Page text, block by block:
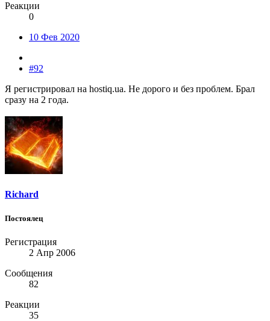
Реакции
0
10 Фев 2020
#92
Я регистрировал на hostiq.ua. Не дорого и без проблем. Брал
сразу на 2 года.
Richard
Постоялец
Регистрация
2 Апр 2006
Сообщения
82
Реакции
35